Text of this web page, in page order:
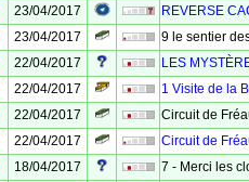
23/04/2017
REVERSE
23/04/2017
9 le sentier
22/04/2017
LES
22/04/2017
1 Visite de la
22/04/2017
Circuit de
22/04/2017
Circuit de
18/04/2017
7 - Merci les